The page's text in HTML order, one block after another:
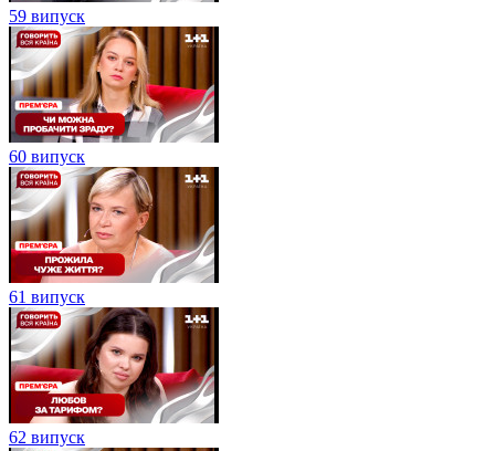
59 випуск
60 випуск
61 випуск
62 випуск